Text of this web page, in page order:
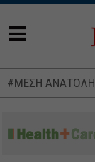
#ΜΕΣΗ ΑΝΑΤΟΛΗ